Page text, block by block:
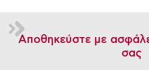
Αποθηκεύστε με
σας